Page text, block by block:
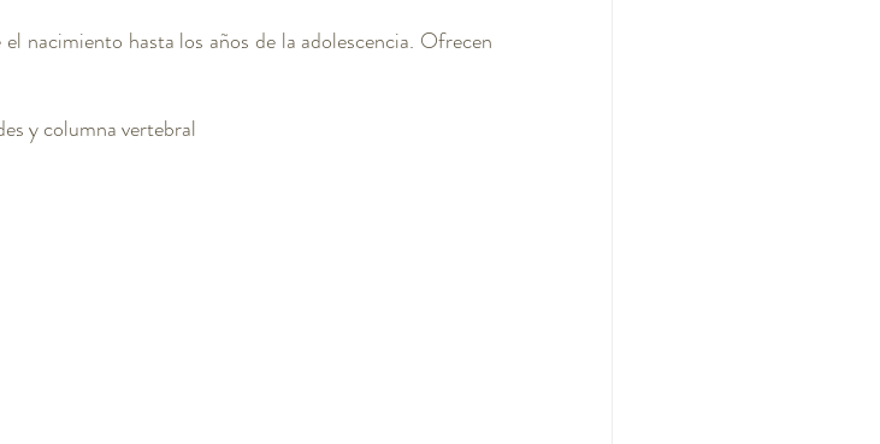
nacimiento hasta los años de la adolescencia. Ofrecen
y columna vertebral